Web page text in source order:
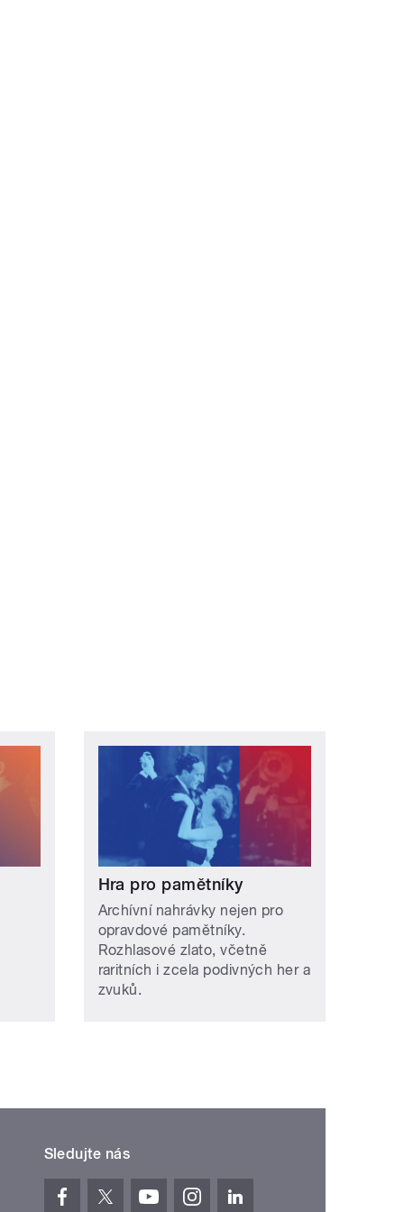
Hra pro pamětníky
Archívní nahrávky nejen pro
opravdové pamětníky.
Rozhlasové zlato, včetně
raritních i zcela podivných her a
zvuků.
Sledujte nás